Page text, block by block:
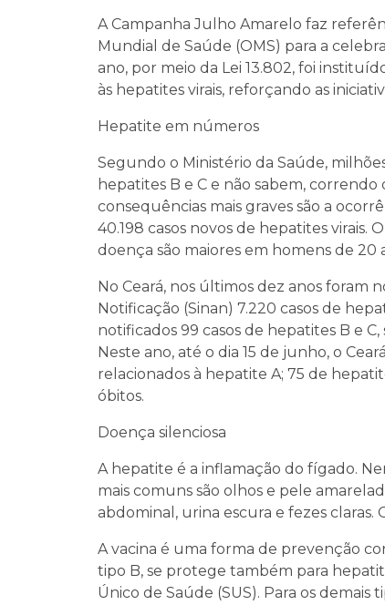
A Campanha Julho Amarelo faz
Mundial de Saúde (OMS) para a
ano, por meio da Lei 13.802, foi
às hepatites virais, reforçando as
Hepatite em números
Segundo o Ministério da Saúde,
hepatites B e C e não sabem,
consequências mais graves são a
40.198 casos novos de hepatites virais.
doença são maiores em homens de 20
No Ceará, nos últimos dez anos foram
Notificação (Sinan) 7.220 casos de
notificados 99 casos de hepatites B e C,
Neste ano, até o dia 15 de junho, o
relacionados à hepatite A; 75 de
óbitos.
Doença silenciosa
A hepatite é a inflamação do fígado.
mais comuns são olhos e pele
abdominal, urina escura e fezes claras.
A vacina é uma forma de prevenção
tipo B, se protege também para
Único de Saúde (SUS). Para os